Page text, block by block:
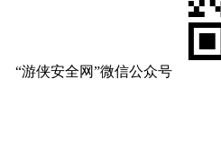
“游侠安全网”微信公众号